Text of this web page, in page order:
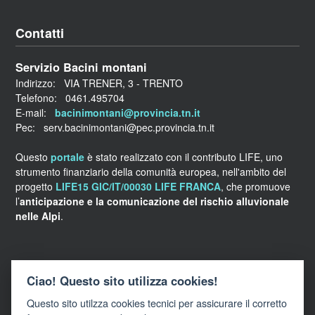
Contatti
Servizio Bacini montani
Indirizzo: VIA TRENER, 3 - TRENTO
Telefono: 0461.495704
E-mail: bacinimontani@provincia.tn.it
Pec: serv.bacinimontani@pec.provincia.tn.it
Questo portaleè stato realizzato con il contributo LIFE, uno
strumento finanziario della comunità europea, nell'ambito del
progetto LIFE15 GIC/IT/00030 LIFE FRANCA, che promuove
l’anticipazione e la comunicazione del rischio alluvionale
nelle Alpi.
Links
WebGIS della Provincia autonoma di Trento
Ciao! Questo sito utilizza cookies!
Questo sito utilzza cookies tecnici per assicurare il corretto